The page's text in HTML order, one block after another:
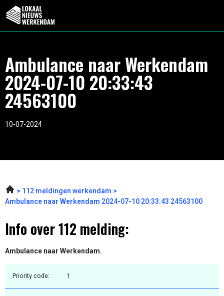
Ambulance naar Werkendam
2024-07-10 20:33:43
24563100
10-07-2024
112 meldingen werkendam
Ambulance naar Werkendam 2024-07-10 20:33:43 24563100
Info over 112 melding:
Ambulance naar Werkendam.
Priority code: 1